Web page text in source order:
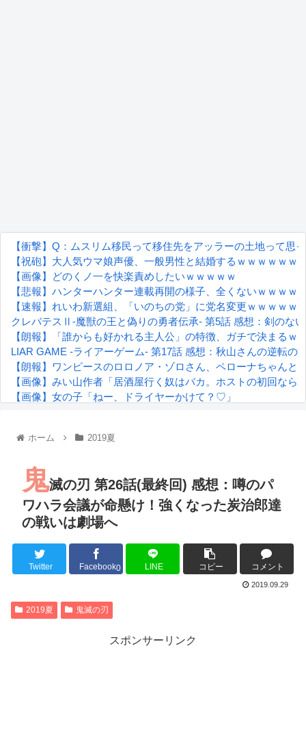
【衝撃】Q：ムスリム移民って移住先をアッラーの土地って
【祝砲】大人気ウマ娘声優、一般男性と結婚するｗｗｗｗｗｗ
【画像】どのくノ一を快楽責めしたいｗｗｗｗｗ
【悲報】ハンターハンター連載再開の様子、全くないｗｗｗｗ
【速報】れいわ新選組、「いのちの党」に党名変更ｗｗｗｗｗ
クレバテスⅡ-魔獣の王と偽りの勇者伝承- 第5話 感想：剣のな
【朗報】「誰からも好かれる主人公」の特徴、ガチで決まるｗ
LIAR GAME -ライアーゲーム- 第17話 感想：秋山さんの逆転の
【朗報】ワンピースのロロノア・ゾロさん、ペローナちゃんと
【画像】みい山作者「居酒屋行く奴はバカ。ホストの初回な
【画像】女の子「ねー、ドライヤーかけて？♡」
『進撃の巨人』で一番面白いところってｗｗｗｗｗ
るろうに剣心 -明治剣客浪漫譚- 京都動乱 第33話の感想
同盟、帝国、フェザーン。生まれるなら何処がいいか問題！
Powered by livedoor 相互RSS
ホーム 2019夏
鬼滅の刃 第26話(最終回) 感想：噂のパ
ワハラ会議が命懸け！強くなった炭治郎達
の戦いは劇場へ
Twitter Facebook0 LINE コピー コメント
2019.09.29
2019夏 鬼滅の刃
スポンサーリンク